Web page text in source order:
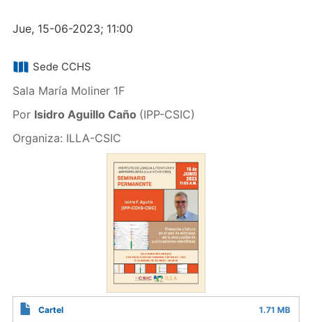
Jue, 15-06-2023; 11:00
Sede CCHS
Sala María Moliner 1F
Por Isidro Aguillo Caño (IPP-CSIC)
Organiza: ILLA-CSIC
Cartel 1.71 MB